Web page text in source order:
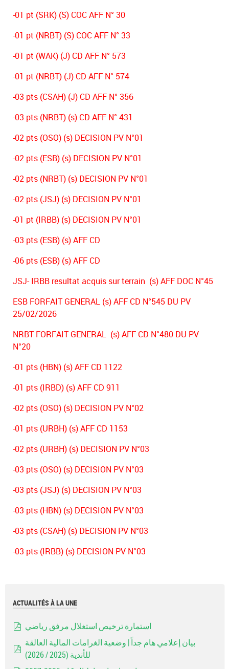
-01 pt (SRK) (S) COC AFF N° 30
-01 pt (NRBT) (S) COC AFF N° 33
-01 pt (WAK) (J) CD AFF N° 573
-01 pt (NRBT) (J) CD AFF N° 574
-03 pts (CSAH) (J) CD AFF N° 356
-03 pts (NRBT) (s) CD AFF N° 431
-02 pts (OSO) (s) DECISION PV N°01
-02 pts (ESB) (s) DECISION PV N°01
-02 pts (NRBT) (s) DECISION PV N°01
-02 pts (JSJ) (s) DECISION PV N°01
-01 pt (IRBB) (s) DECISION PV N°01
-03 pts (ESB) (s) AFF CD
-06 pts (ESB) (s) AFF CD
JSJ- IRBB resultat acquis sur terrain (s) AFF DOC N°45
ESB FORFAIT GENERAL (s) AFF CD N°545 DU PV
25/02/2026
NRBT FORFAIT GENERAL (s) AFF CD N°480 DU PV
N°20
-01 pts (HBN) (s) AFF CD 1122
-01 pts (IRBD) (s) AFF CD 911
-02 pts (OSO) (s) DECISION PV N°02
-01 pts (URBH) (s) AFF CD 1153
-02 pts (URBH) (s) DECISION PV N°03
-03 pts (OSO) (s) DECISION PV N°03
-03 pts (JSJ) (s) DECISION PV N°03
-03 pts (HBN) (s) DECISION PV N°03
-03 pts (CSAH) (s) DECISION PV N°03
-03 pts (IRBB) (s) DECISION PV N°03
ACTUALITÉS À LA UNE
استمارة ترخيص استغلال مرفق رياضي
pdf
بيان إعلامي هام جداً | وضعية الغرامات المالية العالقة
للأندية (2025 / 2026)